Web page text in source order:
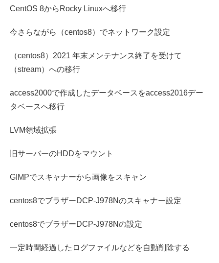
CentOS 8からRocky Linuxへ移行
今さらながら（centos8）でネットワーク設定
（centos8）2021 年末メンテナンス終了を受けて
（stream）への移行
access2000で作成したデータベースをaccess2016デー
タベースへ移行
LVM領域拡張
旧サーバーのHDDをマウント
GIMPでスキャナーから画像をスキャン
centos8でブラザーDCP-J978Nのスキャナー設定
centos8でブラザーDCP-J978Nの設定
一定時間経過したログファイルなどを自動削除する